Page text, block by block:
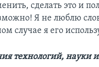
сделать это и
Я не люблю
случае я его
технологий, науки